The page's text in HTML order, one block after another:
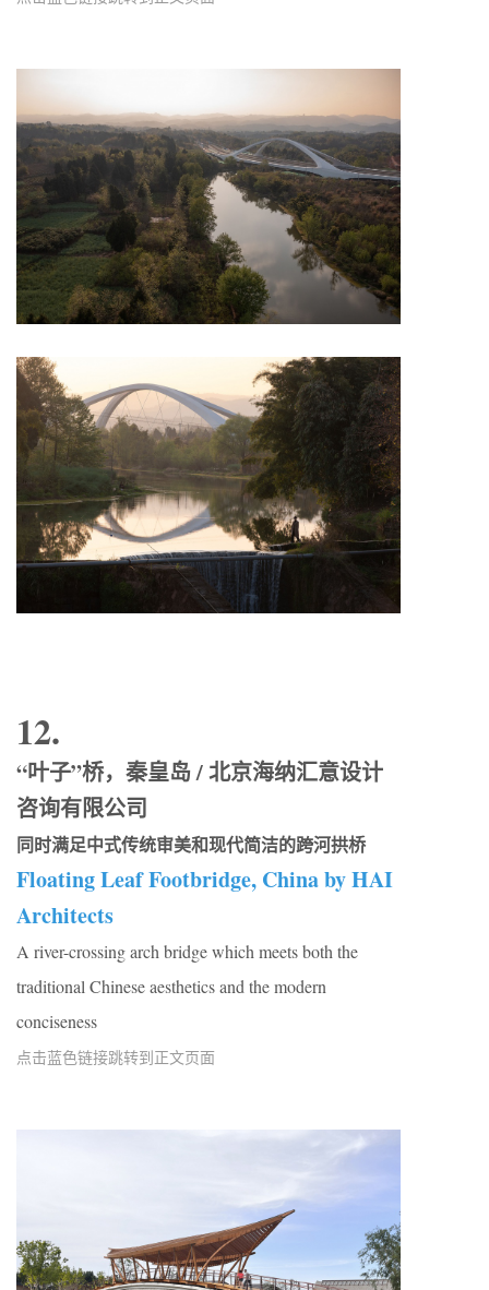
12.
“叶子”桥，秦皇岛 / 北京海纳汇意设计
咨询有限公司
同时满足中式传统审美和现代简洁的跨河拱桥
Floating Leaf Footbridge, China by HAI
Architects
A river-crossing arch bridge which meets both the
traditional Chinese aesthetics and the modern
conciseness
点击蓝色链接跳转到正文页面